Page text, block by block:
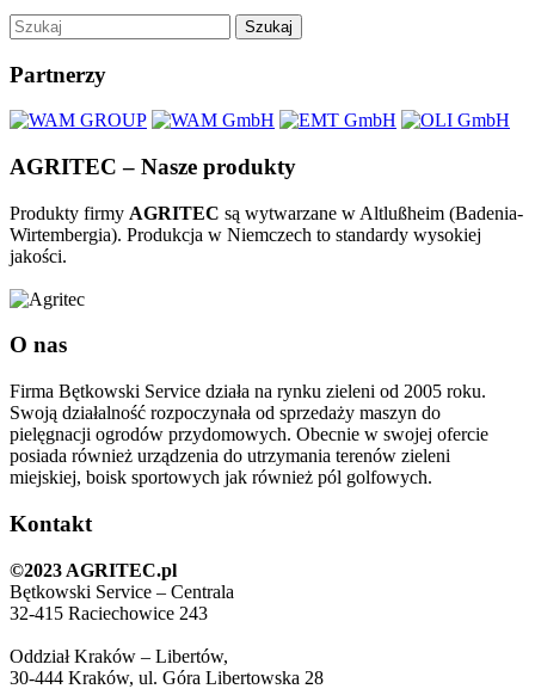
Szukaj
Partnerzy
AGRITEC – Nasze produkty
Produkty firmy AGRITEC są wytwarzane w Altlußheim (Badenia-
Wirtembergia). Produkcja w Niemczech to standardy wysokiej
jakości.
O nas
Firma Bętkowski Service działa na rynku zieleni od 2005 roku.
Swoją działalność rozpoczynała od sprzedaży maszyn do
pielęgnacji ogrodów przydomowych. Obecnie w swojej ofercie
posiada również urządzenia do utrzymania terenów zieleni
miejskiej, boisk sportowych jak również pól golfowych.
Kontakt
©2023 AGRITEC.pl
Bętkowski Service – Centrala
32-415 Raciechowice 243
Oddział Kraków – Libertów,
30-444 Kraków, ul. Góra Libertowska 28